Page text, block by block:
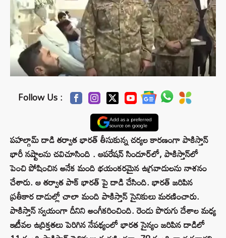
Follow Us :
Add as a preferred
source on google
పహల్గామ్ దాడి తర్వాత భారత్ తీసుకున్న చర్యల కారణంగా పాకిస్తాన్
భారీ నష్టాలను చవిచూసింది . ఆపరేషన్ సిందూర్‌లో, పాకిస్తాన్‌లో
పెంచి పోషించిన అనేక మంది భయంకరమైన ఉగ్రవాదులను నాశనం
చేశారు. ఆ తర్వాత పాక్ భారత్ పై దాడి చేసింది. భారత్ జరిపిన
ప్రతీకార దాడుల్లో చాలా మంది పాకిస్తాన్ సైనికులు మరణించారు.
పాకిస్తాన్ స్వయంగా దీనిని అంగీకరించింది. రెండు పొరుగు దేశాల మధ్య
ఇటీవల ఉద్రిక్తతలు పెరిగిన నేపథ్యంలో భారత సైన్యం జరిపిన దాడిలో